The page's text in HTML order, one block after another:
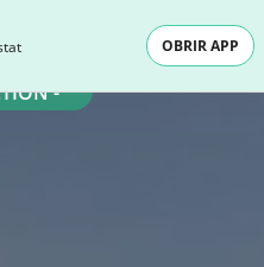
OBRIR APP
-